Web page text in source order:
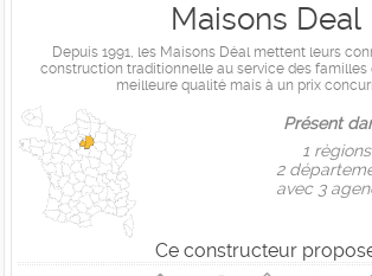
Maisons Deal
Depuis 1991, les Maisons Déal mettent leurs
construction traditionnelle au service des familles
meilleure qualité mais à un prix
Présent
1 règions,
2
avec 3
Ce constructeur